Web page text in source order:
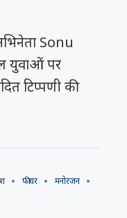
Sonu
युवाओं पर
टिप्पणी की
फीचर
मनोरंजन